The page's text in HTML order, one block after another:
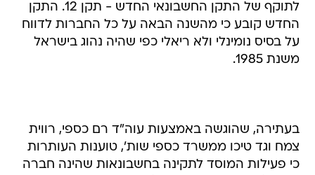
לתוקף של התקן החשבונאי החדש - תקן 12. התקן
החדש קובע כי מהשנה הבאה על כל החברות לדווח
על בסיס נומינלי ולא ריאלי כפי שהיה נהוג בישראל
משנת 1985.
בעתירה, שהוגשה באמצעות עוה"ד רם כספי, רווית
צמח וגד טיכו ממשרד כספי שות', טוענות העותרות
כי פעילות המוסד לתקינה בחשבונאות שהינה חברה